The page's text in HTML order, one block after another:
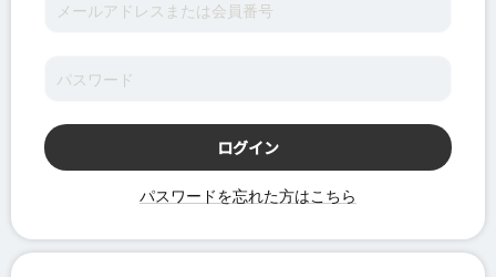
パスワードを忘れた方はこちら